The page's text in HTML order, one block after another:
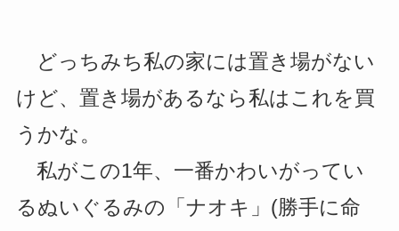
どっちみち私の家には置き場がない
けど、置き場があるなら私はこれを買
うかな。
私がこの1年、一番かわいがってい
るぬいぐるみの「ナオキ」(勝手に命